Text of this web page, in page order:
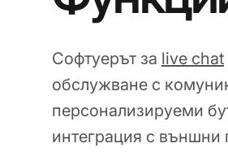
Софтуерът за live chat
обслужване с
персонализируеми
интеграция с